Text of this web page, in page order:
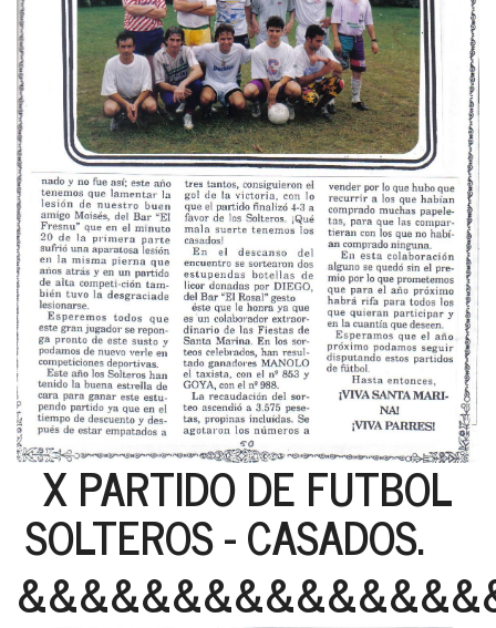
X PARTIDO DE FUTBOL
SOLTEROS - CASADOS.